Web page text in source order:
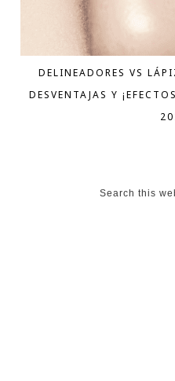
DELINEADORES VS
DESVENTAJAS Y